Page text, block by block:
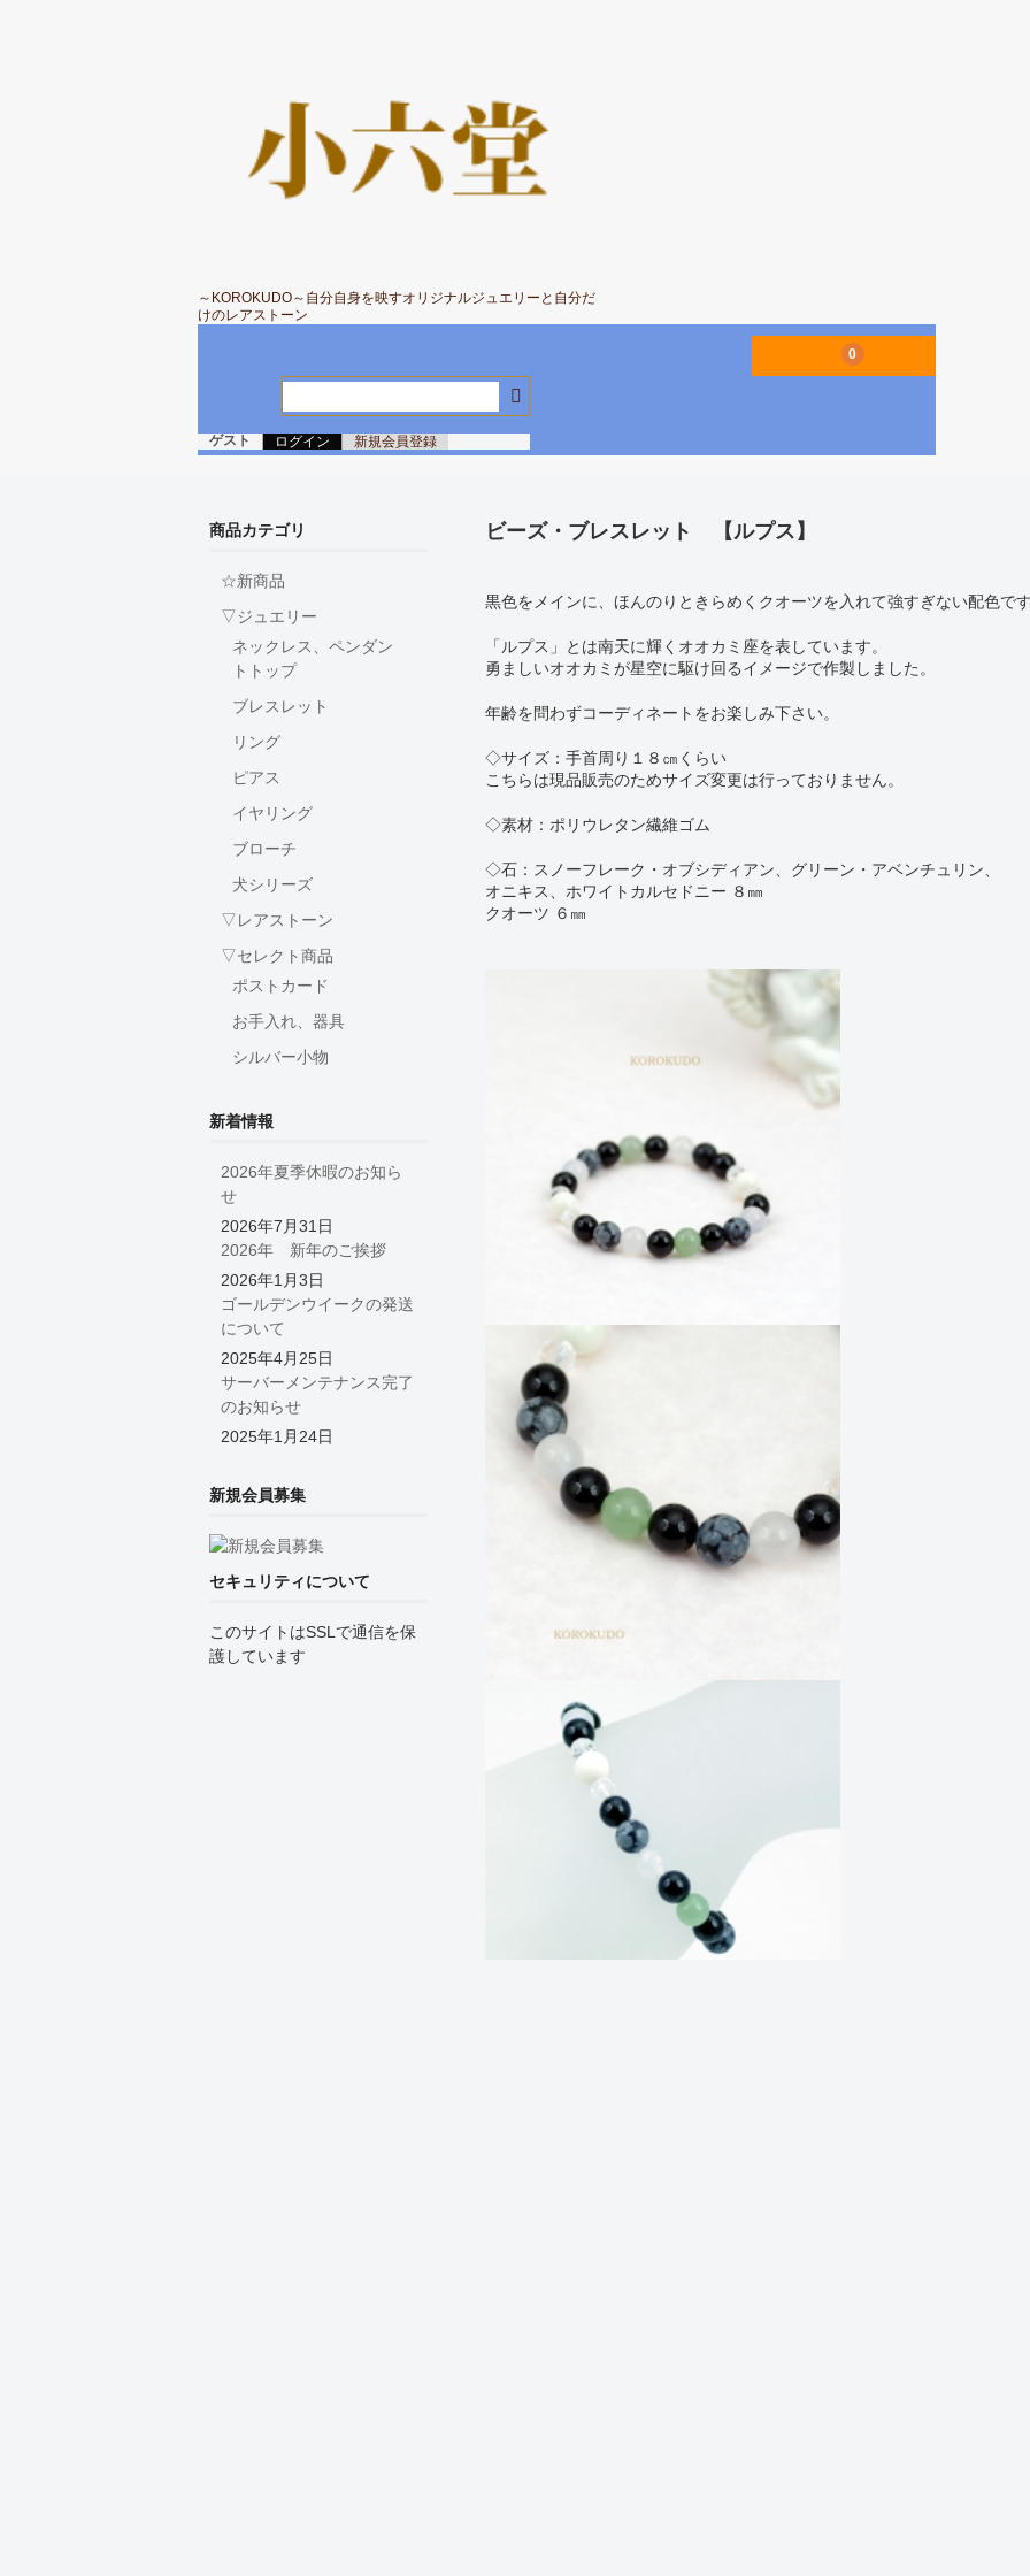
～KOROKUDO～自分自身を映すオリジナルジュエリーと自分だ
けのレアストーン
0
ゲスト ログイン 新規会員登録
ビーズ・ブレスレット 【ルプス】
黒色をメインに、ほんのりときらめくクオーツを入れて強すぎない配色で
「ルプス」とは南天に輝くオオカミ座を表しています。
勇ましいオオカミが星空に駆け回るイメージで作製しました。
年齢を問わずコーディネートをお楽しみ下さい。
◇サイズ：手首周り１８㎝くらい
こちらは現品販売のためサイズ変更は行っておりません。
◇素材：ポリウレタン繊維ゴム
◇石：スノーフレーク・オブシディアン、グリーン・アベンチュリン、
オニキス、ホワイトカルセドニー ８㎜
クオーツ ６㎜
商品カテゴリ
☆新商品
▽ジュエリー
ネックレス、ペンダン
トトップ
ブレスレット
リング
ピアス
イヤリング
ブローチ
犬シリーズ
▽レアストーン
▽セレクト商品
ポストカード
お手入れ、器具
シルバー小物
新着情報
2026年夏季休暇のお知ら
せ
2026年7月31日
2026年 新年のご挨拶
2026年1月3日
ゴールデンウイークの発送
について
2025年4月25日
サーバーメンテナンス完了
のお知らせ
2025年1月24日
新規会員募集
セキュリティについて
このサイトはSSLで通信を保
護しています